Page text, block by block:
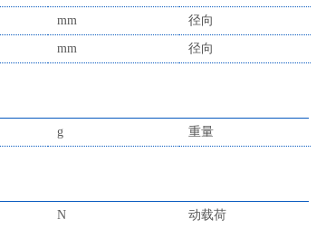
mm 径向
mm 径向
g 重量
N 动载荷